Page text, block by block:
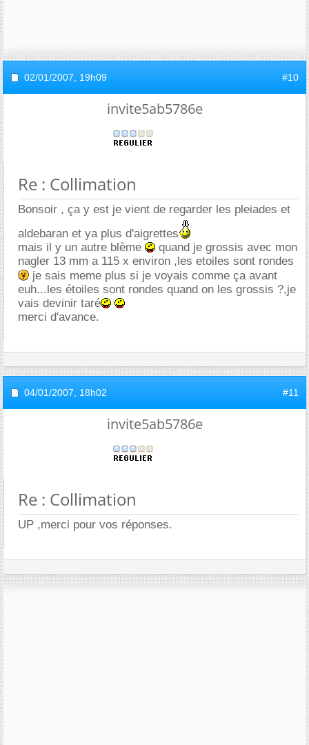
02/01/2007, 19h09 #10
invite5ab5786e
Re : Collimation
Bonsoir , ça y est je vient de regarder les pleiades et
aldebaran et ya plus d'aigrettes
mais il y un autre blème
quand je grossis avec mon
nagler 13 mm a 115 x environ ,les etoiles sont rondes
je sais meme plus si je voyais comme ça avant
euh...les étoiles sont rondes quand on les grossis ?,je
vais devinir taré
merci d'avance.
04/01/2007, 18h02 #11
invite5ab5786e
Re : Collimation
UP ,merci pour vos réponses.